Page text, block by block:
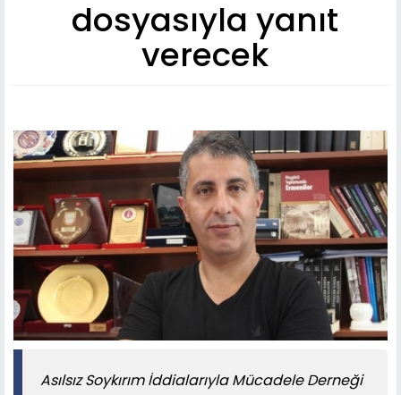
dosyasıyla yanıt
verecek
​​​​​​​Asılsız Soykırım İddialarıyla Mücadele Derneği